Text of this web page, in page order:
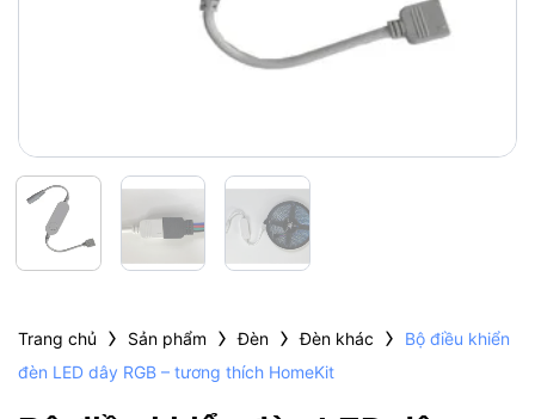
Trang chủ › Sản phẩm ›Đèn ›Đèn khác ›
Bộ điều khiển
đèn LED dây RGB – tương thích HomeKit